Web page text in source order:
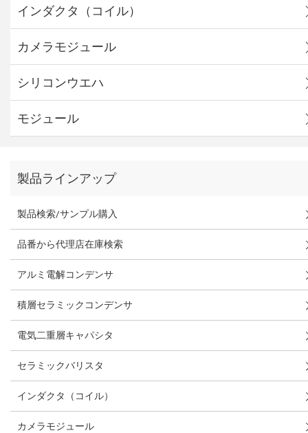
インダクタ（コイル）
カメラモジュール
シリコンウエハ
モジュール
製品ラインアップ
製品検索/サンプル購入
品番から代理店在庫検索
アルミ電解コンデンサ
積層セラミックコンデンサ
電気二重層キャパシタ
セラミックバリスタ
インダクタ（コイル）
カメラモジュール